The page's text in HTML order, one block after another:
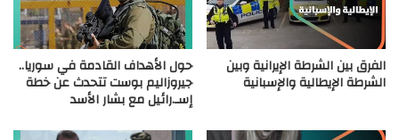
الفرق بين الشرطة الإيرانية وبين
الشرطة الإيطالية والإسبانية
حول الأهداف القادمة في سوريا..
جيروزاليم بوست تتحدث عن خطة
إسـ.رائيل مع بشار الأسد